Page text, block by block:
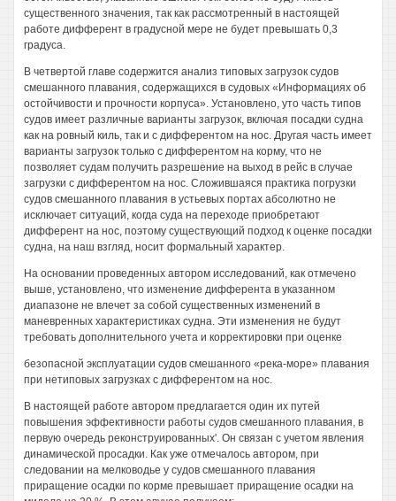
существенного значения, так как рассмотренный в настоящей
работе дифферент в градусной мере не будет превышать 0,3
градуса.
В четвертой главе содержится анализ типовых загрузок судов
смешанного плавания, содержащихся в судовых «Информациях об
остойчивости и прочности корпуса». Установлено, уто часть типов
судов имеет различные варианты загрузок, включая посадки судна
как на ровный киль, так и с дифферентом на нос. Другая часть имеет
варианты загрузок только с дифферентом на корму, что не
позволяет судам получить разрешение на выход в рейс в случае
загрузки с дифферентом на нос. Сложившаяся практика погрузки
судов смешанного плавания в устьевых портах абсолютно не
исключает ситуаций, когда суда на переходе приобретают
дифферент на нос, поэтому существующий подход к оценке посадки
судна, на наш взгляд, носит формальный характер.
На основании проведенных автором исследований, как отмечено
выше, установлено, что изменение дифферента в указанном
диапазоне не влечет за собой существенных изменений в
маневренных характеристиках судна. Эти изменения не будут
требовать дополнительного учета и корректировки при оценке
безопасной эксплуатации судов смешанного «река-море» плавания
при нетиповых загрузках с дифферентом на нос.
В настоящей работе автором предлагается один их путей
повышения эффективности работы судов смешанного плавания, в
первую очередь реконструированных'. Он связан с учетом явления
динамической просадки. Как уже отмечалось автором, при
следовании на мелководье у судов смешанного плавания
приращение осадки по корме превышает приращение осадки на